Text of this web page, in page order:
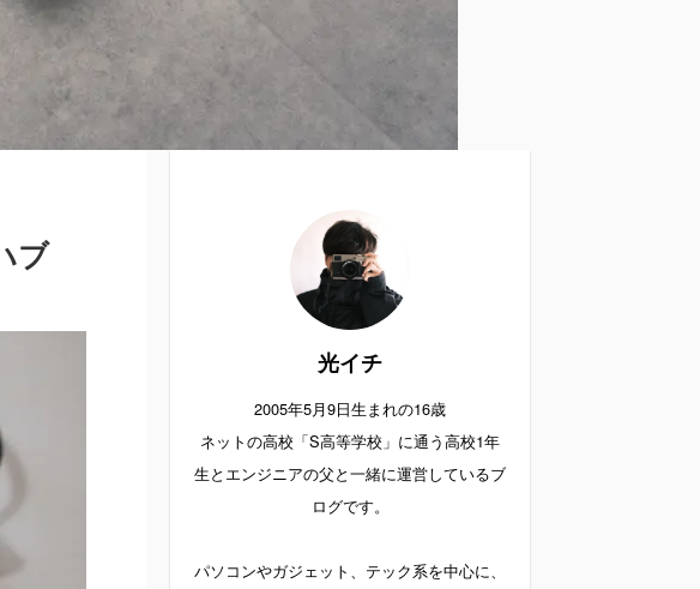
ブ
光イチ
2005年5月9日生まれの16歳
ネットの高校「S高等学校」に通う高校1年
生とエンジニアの父と一緒に運営しているブ
ログです。
パソコンやガジェット、テック系を中心に、